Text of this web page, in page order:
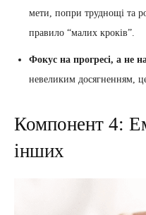
мети, попри труднощі та
правило “малих кроків”.
Фокус на прогресі, а не
невеликим досягненням,
Компонент 4:
інших